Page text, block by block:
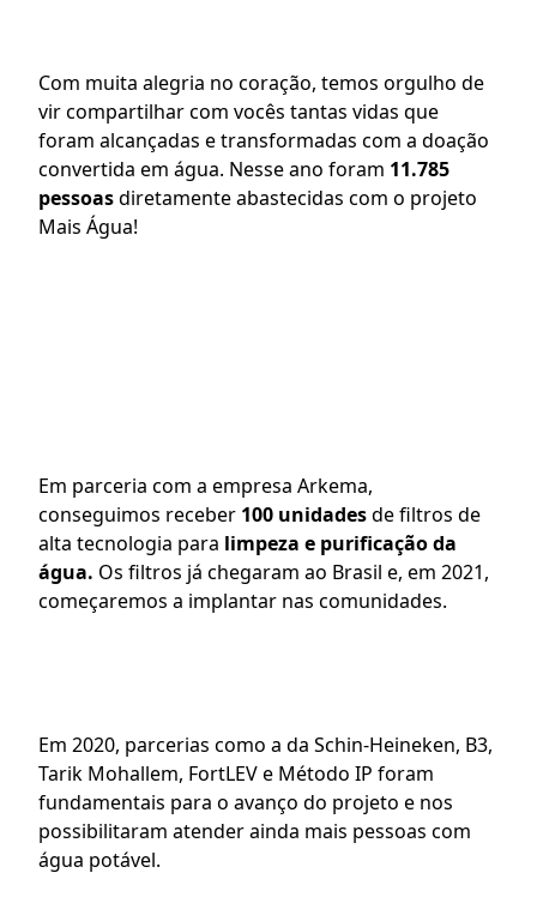
Com muita alegria no coração, temos orgulho de
vir compartilhar com vocês tantas vidas que
foram alcançadas e transformadas com a doação
convertida em água. Nesse ano foram 11.785
pessoas diretamente abastecidas com o projeto
Mais Água!
Em parceria com a empresa Arkema,
conseguimos receber 100 unidades de filtros de
alta tecnologia para limpeza e purificação da
água. Os filtros já chegaram ao Brasil e, em 2021,
começaremos a implantar nas comunidades.
Em 2020, parcerias como a da Schin-Heineken, B3,
Tarik Mohallem, FortLEV e Método IP foram
fundamentais para o avanço do projeto e nos
possibilitaram atender ainda mais pessoas com
água potável.